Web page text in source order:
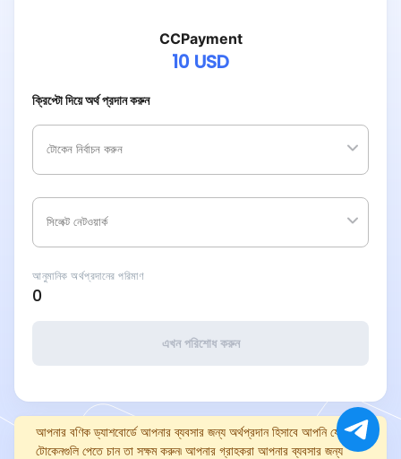
CCPayment
10 USD
ক্রিপ্টো দিয়ে অর্থ প্রদান করুন
আনুমানিক অর্থপ্রদানের পরিমাণ
0
এখন পরিশোধ করুন
আপনার বণিক ড্যাশবোর্ডে আপনার ব্যবসার জন্য অর্থপ্রদান হিসাবে আপনি যে
টোকেনগুলি পেতে চান তা সক্ষম করুন৷ আপনার গ্রাহকরা আপনার ব্যবসার জন্য